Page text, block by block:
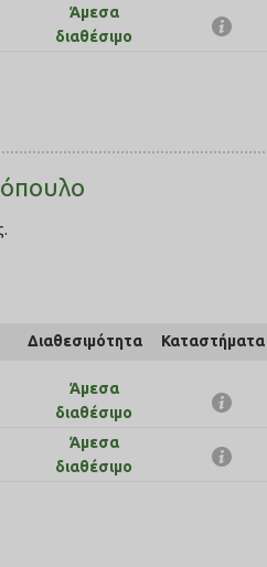
Άμεσα
διαθέσιμο
Διαθεσιμότητα Καταστήματα
Άμεσα
διαθέσιμο
Άμεσα
διαθέσιμο